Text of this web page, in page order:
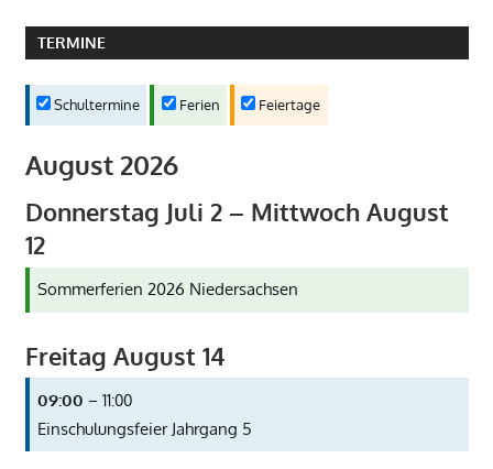
TERMINE
Schultermine Ferien Feiertage
August 2026
Donnerstag Juli 2– Mittwoch August
12
Sommerferien 2026 Niedersachsen
Freitag August 14
09:00 – 11:00
Einschulungsfeier Jahrgang 5